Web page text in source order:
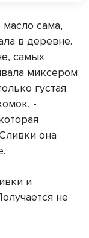
сама,
в деревне.
самых
миксером
густая
-
она
и
не